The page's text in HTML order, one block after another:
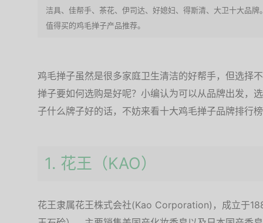
洁具、佳帮手、茶花、伊司达、好媳妇、得斯清、大卫十大品
值得买的鸡毛掸子产品推荐。
鸡毛掸子虽然是很多家庭卫生清洁的好帮手，但选择
掸子要如何选购是好呢？小编认为可以从品牌出发，
子什么牌子好的话，不妨来看十大鸡毛掸子品牌排行
1. 花王（KAO）
花王隶属花王株式会社(Kao Corporation)，成立于